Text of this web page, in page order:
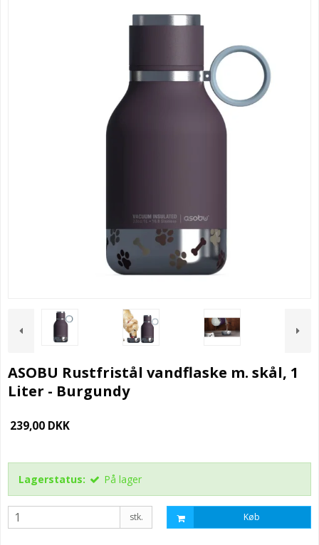
ASOBU Rustfristål vandflaske m. skål, 1
Liter - Burgundy
239,00 DKK
Lagerstatus: På lager
stk. Køb